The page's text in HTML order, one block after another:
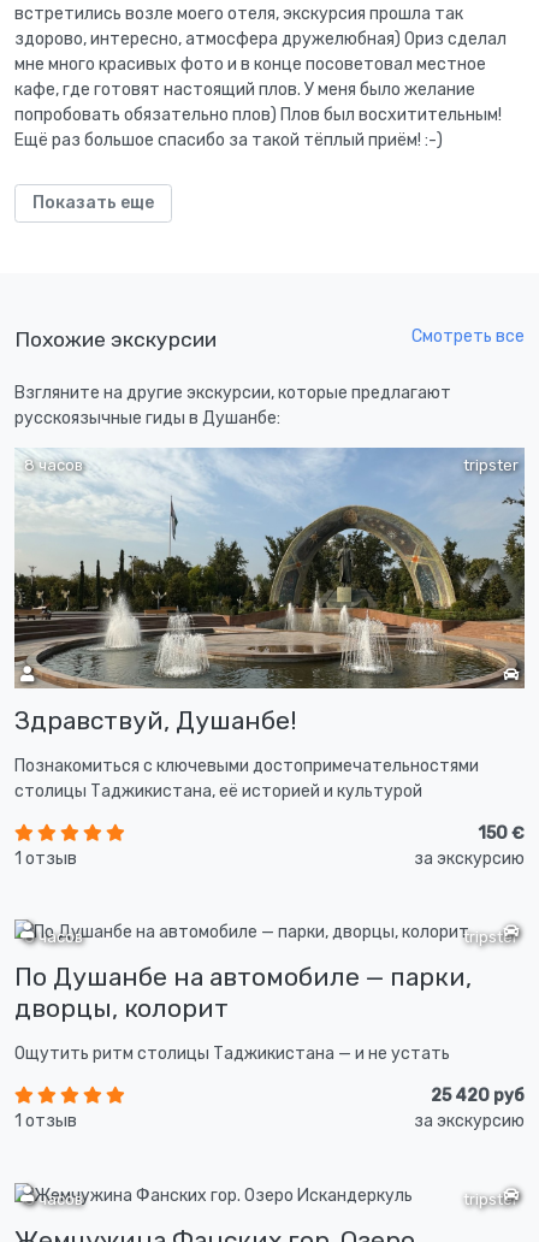
встретились возле моего отеля, экскурсия прошла так
здорово, интересно, атмосфера дружелюбная) Ориз сделал
мне много красивых фото и в конце посоветовал местное
кафе, где готовят настоящий плов. У меня было желание
попробовать обязательно плов) Плов был восхитительным!
Ещё раз большое спасибо за такой тёплый приём! :-)
Показать еще
Похожие экскурсии Смотреть все
Взгляните на другие экскурсии, которые предлагают
русскоязычные гиды в Душанбе:
tripster
8 часов
Здравствуй, Душанбе!
Познакомиться с ключевыми достопримечательностями
столицы Таджикистана, её историей и культурой
1 отзыв
150 €
за экскурсию
tripster
8 часов
По Душанбе на автомобиле — парки,
дворцы, колорит
Ощутить ритм столицы Таджикистана — и не устать
1 отзыв
25 420 руб
за экскурсию
tripster
8 часов